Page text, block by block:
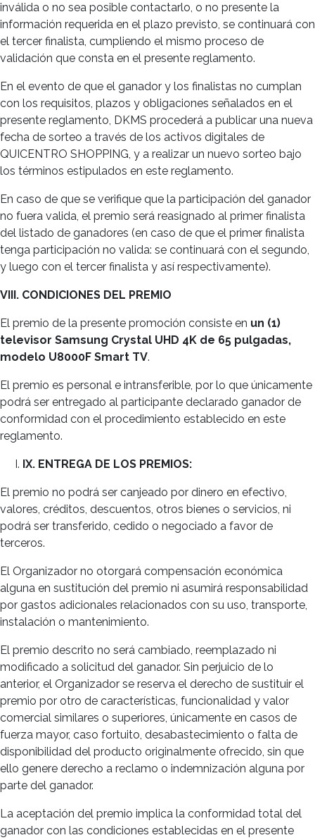
inválida o no sea posible contactarlo, o no presente la
información requerida en el plazo previsto, se continuará con
el tercer finalista, cumpliendo el mismo proceso de
validación que consta en el presente reglamento.
En el evento de que el ganador y los finalistas no cumplan
con los requisitos, plazos y obligaciones señalados en el
presente reglamento, DKMS procederá a publicar una nueva
fecha de sorteo a través de los activos digitales de
QUICENTRO SHOPPING, y a realizar un nuevo sorteo bajo
los términos estipulados en este reglamento.
En caso de que se verifique que la participación del ganador
no fuera valida, el premio será reasignado al primer finalista
del listado de ganadores (en caso de que el primer finalista
tenga participación no valida: se continuará con el segundo,
y luego con el tercer finalista y así respectivamente).
VIII. CONDICIONES DEL PREMIO
El premio de la presente promoción consiste en un (1)
televisor Samsung Crystal UHD 4K de 65 pulgadas,
modelo U8000F Smart TV.
El premio es personal e intransferible, por lo que únicamente
podrá ser entregado al participante declarado ganador de
conformidad con el procedimiento establecido en este
reglamento.
IX. ENTREGA DE LOS PREMIOS:
El premio no podrá ser canjeado por dinero en efectivo,
valores, créditos, descuentos, otros bienes o servicios, ni
podrá ser transferido, cedido o negociado a favor de
terceros.
El Organizador no otorgará compensación económica
alguna en sustitución del premio ni asumirá responsabilidad
por gastos adicionales relacionados con su uso, transporte,
instalación o mantenimiento.
El premio descrito no será cambiado, reemplazado ni
modificado a solicitud del ganador. Sin perjuicio de lo
anterior, el Organizador se reserva el derecho de sustituir el
premio por otro de características, funcionalidad y valor
comercial similares o superiores, únicamente en casos de
fuerza mayor, caso fortuito, desabastecimiento o falta de
disponibilidad del producto originalmente ofrecido, sin que
ello genere derecho a reclamo o indemnización alguna por
parte del ganador.
La aceptación del premio implica la conformidad total del
ganador con las condiciones establecidas en el presente